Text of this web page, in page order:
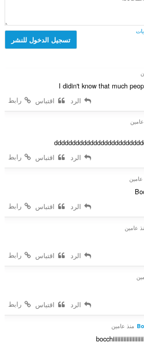
تسجيل الدخول للنشر
I didin't know that much
رابط
الرد اقتباس
رابط
الرد اقتباس
عامين
رابط
الرد اقتباس
عامين
رابط
الرد اقتباس
رابط
الرد اقتباس
منذ عامين